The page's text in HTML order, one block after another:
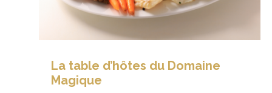
La table d’hôtes du Domaine
Magique